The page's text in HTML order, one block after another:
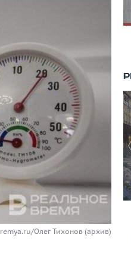
Олег Тихонов (архив)